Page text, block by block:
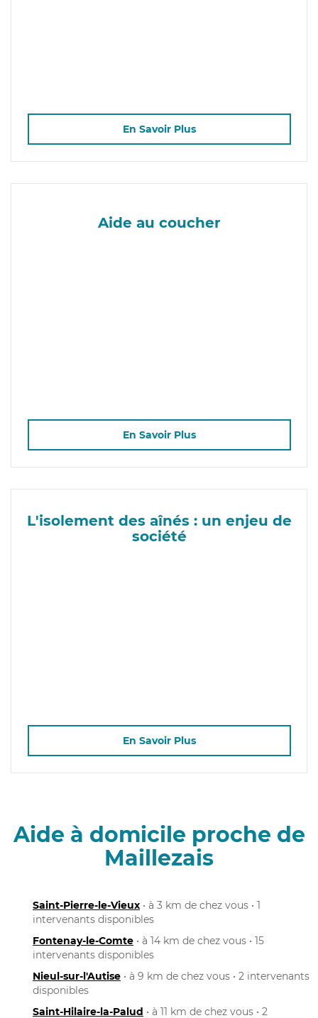
En Savoir Plus
Aide au coucher
En Savoir Plus
L'isolement des aînés : un enjeu de
société
En Savoir Plus
Aide à domicile proche de
Maillezais
Saint-Pierre-le-Vieux • à 3 km de chez vous • 1
intervenants disponibles
Fontenay-le-Comte • à 14 km de chez vous • 15
intervenants disponibles
Nieul-sur-l'Autise • à 9 km de chez vous • 2 intervenants
disponibles
Saint-Hilaire-la-Palud • à 11 km de chez vous • 2